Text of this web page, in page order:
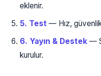
eklenir.
5. Test — Hız,
6. Yayın & Destek —
kurulur.